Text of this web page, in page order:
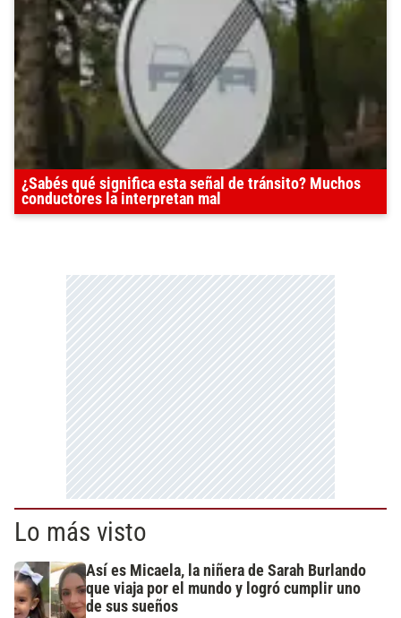
¿Sabés qué significa esta señal de tránsito? Muchos
conductores la interpretan mal
Lo más visto
Así es Micaela, la niñera de Sarah Burlando
que viaja por el mundo y logró cumplir uno
de sus sueños